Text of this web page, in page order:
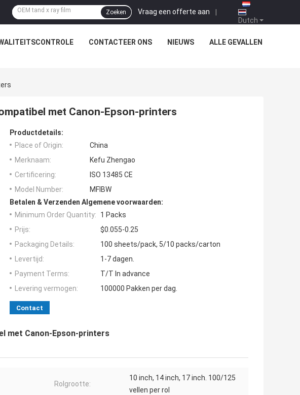
Dutch
Vraag een offerte aan |
Zoeken
CONTACTEER ONS NIEUWS ALLE GEVALLEN
met Canon-Epson-printers
Productdetails:
Place of Origin:
China
Merknaam:
Kefu Zhengao
Certificering:
ISO 13485 CE
Model Number:
MFIBW
Betalen & Verzenden Algemene voorwaarden:
Minimum Order Quantity:
1 Packs
Prijs:
$0.055-0.25
Packaging Details:
100 sheets/pack, 5/10 packs/carton
Levertijd:
1-7 dagen.
Payment Terms:
T/T In advance
Levering vermogen:
100000 Pakken per dag.
Contact
met Canon-Epson-printers
Rolgrootte:
10 inch, 14 inch, 17 inch. 100/125
vellen per rol